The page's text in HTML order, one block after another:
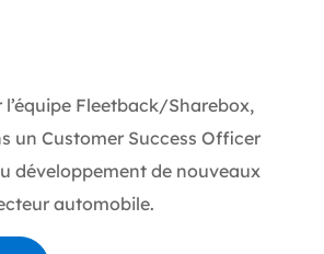
Fleetback/Sharebox,
un Customer Success Officer
développement de nouveaux
automobile.